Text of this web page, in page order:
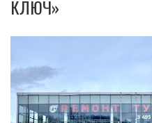
КЛЮЧ»